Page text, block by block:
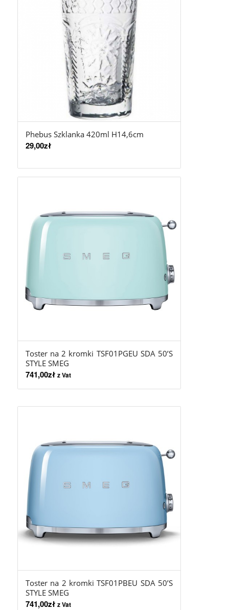
Phebus Szklanka 420ml H14,6cm
29,00zł
Toster na 2 kromki TSF01PGEU SDA 50’S
STYLE SMEG
741,00zł z Vat
Toster na 2 kromki TSF01PBEU SDA 50’S
STYLE SMEG
741,00zł z Vat